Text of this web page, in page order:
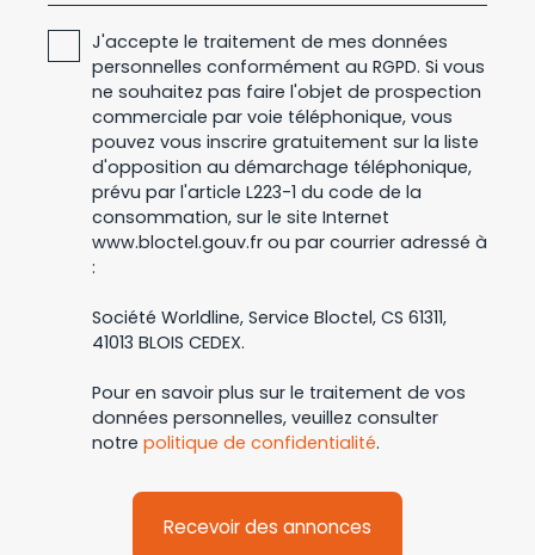
J'accepte le traitement de mes données
personnelles conformément au RGPD. Si vous
ne souhaitez pas faire l'objet de prospection
commerciale par voie téléphonique, vous
pouvez vous inscrire gratuitement sur la liste
d'opposition au démarchage téléphonique,
prévu par l'article L223-1 du code de la
consommation, sur le site Internet
www.bloctel.gouv.fr ou par courrier adressé à
:
Société Worldline, Service Bloctel, CS 61311,
41013 BLOIS CEDEX.
Pour en savoir plus sur le traitement de vos
données personnelles, veuillez consulter
notre politique de confidentialité.
Recevoir des annonces